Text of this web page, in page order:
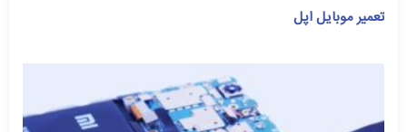
تعمیر موبایل اپل